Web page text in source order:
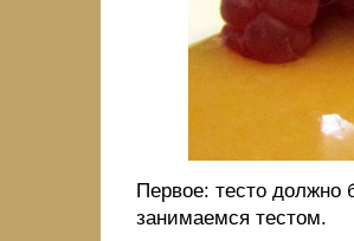
Первое: тесто должно
занимаемся тестом.